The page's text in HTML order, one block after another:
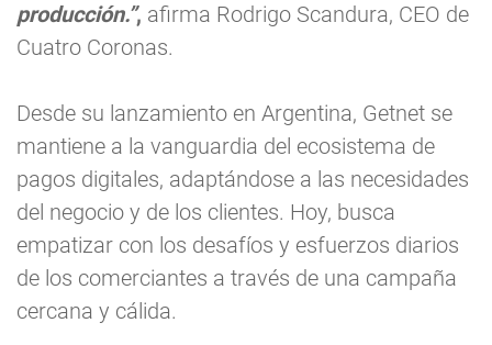
producción.”, afirma Rodrigo Scandura, CEO de
Cuatro Coronas.
Desde su lanzamiento en Argentina, Getnet se
mantiene a la vanguardia del ecosistema de
pagos digitales, adaptándose a las necesidades
del negocio y de los clientes. Hoy, busca
empatizar con los desafíos y esfuerzos diarios
de los comerciantes a través de una campaña
cercana y cálida.